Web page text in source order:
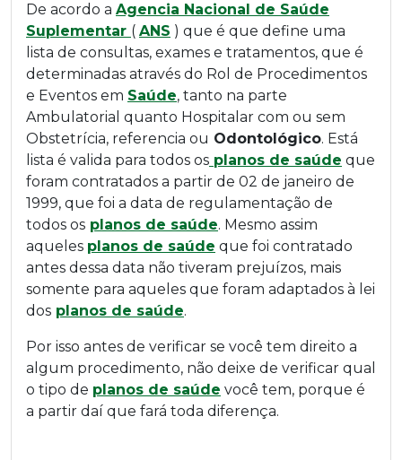
De acordo a Agencia Nacional de Saúde
Suplementar ( ANS ) que é que define uma
lista de consultas, exames e tratamentos, que é
determinadas através do Rol de Procedimentos
e Eventos em Saúde, tanto na parte
Ambulatorial quanto Hospitalar com ou sem
Obstetrícia, referencia ou Odontológico. Está
lista é valida para todos os planos de saúde que
foram contratados a partir de 02 de janeiro de
1999, que foi a data de regulamentação de
todos os planos de saúde. Mesmo assim
aqueles planos de saúde que foi contratado
antes dessa data não tiveram prejuízos, mais
somente para aqueles que foram adaptados à lei
dos planos de saúde.
Por isso antes de verificar se você tem direito a
algum procedimento, não deixe de verificar qual
o tipo de planos de saúde você tem, porque é
a partir daí que fará toda diferença.